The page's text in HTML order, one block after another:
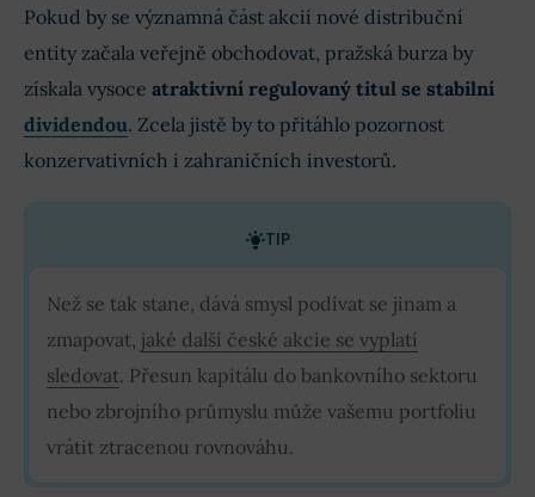
Pokud by se významná část akcií nové distribuční
entity začala veřejně obchodovat, pražská burza by
získala vysoce atraktivní regulovaný titul se stabilní
dividendou. Zcela jistě by to přitáhlo pozornost
konzervativních i zahraničních investorů.
TIP
Než se tak stane, dává smysl podívat se jinam a
zmapovat, jaké další české akcie se vyplatí
sledovat. Přesun kapitálu do bankovního sektoru
nebo zbrojního průmyslu může vašemu portfoliu
vrátit ztracenou rovnováhu.